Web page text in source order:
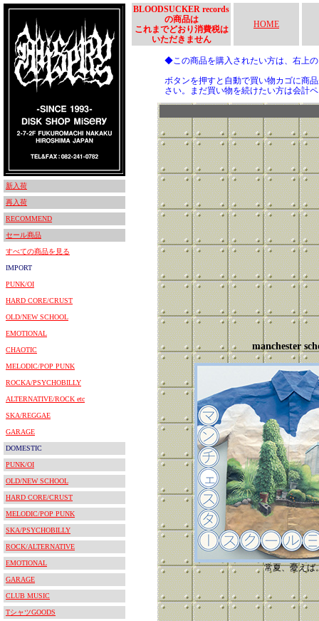
新入荷
再入荷
RECOMMEND
セール商品
すべての商品を見る
IMPORT
PUNK/OI
HARD CORE/CRUST
OLD/NEW SCHOOL
EMOTIONAL
CHAOTIC
MELODIC/POP PUNK
ROCKA/PSYCHOBILLY
ALTERNATIVE/ROCK etc
SKA/REGGAE
GARAGE
DOMESTIC
PUNK/OI
OLD/NEW SCHOOL
HARD CORE/CRUST
MELODIC/POP PUNK
SKA/PSYCHOBILLY
ROCK/ALTERNATIVE
EMOTIONAL
GARAGE
CLUB MUSIC
TシャツGOODS
BLOODSUCKER records
の商品は
これまでどおり消費税は
いただきません
HOME
◆この商品を購入されたい方は、右上
ボタンを押すと自動で買い物カゴに商
さい。まだ買い物を続けたい方は会計
manchester
常夏、憂えば